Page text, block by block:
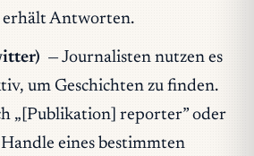
erhält Antworten.
— Journalisten nutzen es
um Geschichten zu finden.
„[Publikation] reporter” oder
eines bestimmten